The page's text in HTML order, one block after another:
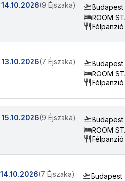
14.10.2026(9 Éjszaka) Budapest
ROOM
Félpanzió
13.10.2026(7 Éjszaka) Budapest
ROOM
Félpanzió
15.10.2026(9 Éjszaka) Budapest
ROOM
Félpanzió
14.10.2026(7 Éjszaka) Budapest